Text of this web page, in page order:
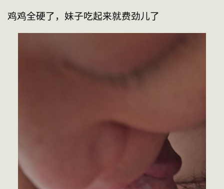
鸡鸡全硬了，妹子吃起来就费劲儿了